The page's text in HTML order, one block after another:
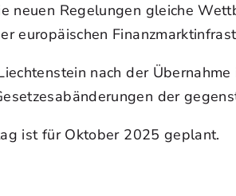
neuen Regelungen gleiche
europäischen
nach der
der
ist für Oktober 2025 geplant.